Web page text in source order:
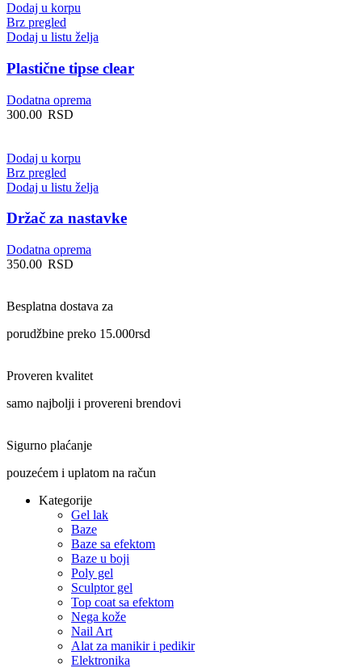
Dodaj u korpu
Brz pregled
Dodaj u listu želja
Plastične tipse clear
Dodatna oprema
300.00 RSD
Dodaj u korpu
Brz pregled
Dodaj u listu želja
Držač za nastavke
Dodatna oprema
350.00 RSD
Besplatna dostava za
porudžbine preko 15.000rsd
Proveren kvalitet
samo najbolji i provereni brendovi
Sigurno plaćanje
pouzećem i uplatom na račun
Kategorije
Gel lak
Baze
Baze sa efektom
Baze u boji
Poly gel
Sculptor gel
Top coat sa efektom
Nega kože
Nail Art
Alat za manikir i pedikir
Elektronika